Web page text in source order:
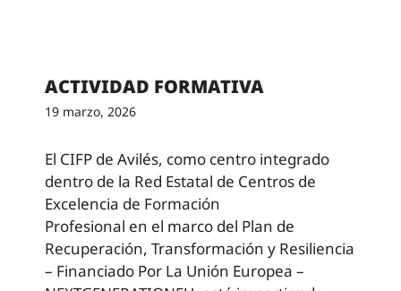
ACTIVIDAD FORMATIVA
19 marzo, 2026
El CIFP de Avilés, como centro integrado
dentro de la Red Estatal de Centros de
Excelencia de Formación
Profesional en el marco del Plan de
Recuperación, Transformación y Resiliencia
– Financiado Por La Unión Europea –